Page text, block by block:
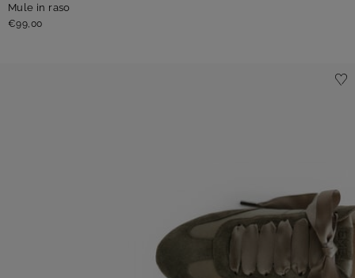
Mule in raso
€99,00